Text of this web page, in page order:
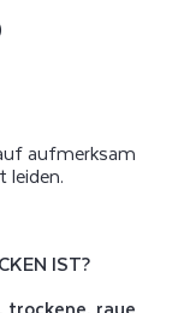
aufmerksam
leiden.
IST?